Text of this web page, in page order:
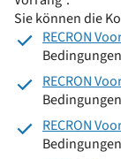
Sie können die
RECRON
RECRON
RECRON